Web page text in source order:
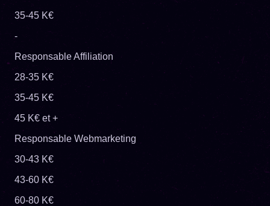
35-45 K€
-
Responsable Affiliation
28-35 K€
35-45 K€
45 K€ et +
Responsable Webmarketing
30-43 K€
43-60 K€
60-80 K€